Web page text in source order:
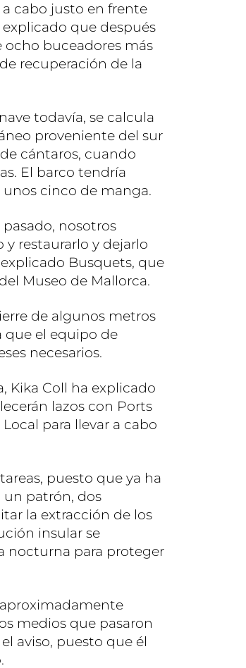
cabo justo en frente
que después
ocho buceadores más
recuperación de la
todavía, se calcula
proveniente del sur
cántaros, cuando
El barco tendría
cinco de manga.
nosotros
restaurarlo y dejarlo
Busquets, que
Museo de Mallorca.
de algunos metros
que el equipo de
necesarios.
Kika Coll ha explicado
lazos con Ports
para llevar a cabo
puesto que ya ha
un patrón, dos
la extracción de los
insular se
nocturna para proteger
medios que pasaron
aviso, puesto que él